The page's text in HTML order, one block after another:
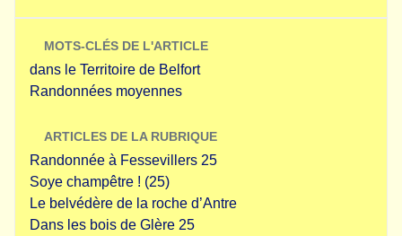
MOTS-CLÉS DE L'ARTICLE
dans le Territoire de Belfort
Randonnées moyennes
ARTICLES DE LA RUBRIQUE
Randonnée à Fessevillers 25
Soye champêtre ! (25)
Le belvédère de la roche d’Antre
Dans les bois de Glère 25